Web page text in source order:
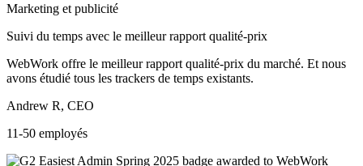
Marketing et publicité
Suivi du temps avec le meilleur rapport qualité-prix
WebWork offre le meilleur rapport qualité-prix du marché. Et nous
avons étudié tous les trackers de temps existants.
Andrew R, CEO
11-50 employés